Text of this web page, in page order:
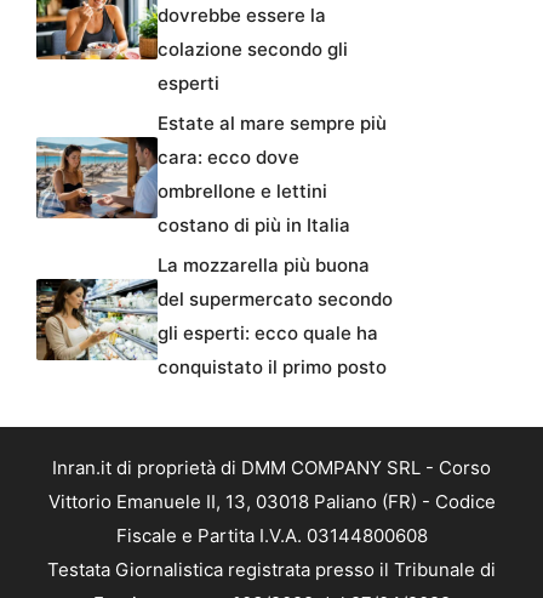
dovrebbe essere la
colazione secondo gli
esperti
Estate al mare sempre più
cara: ecco dove
ombrellone e lettini
costano di più in Italia
La mozzarella più buona
del supermercato secondo
gli esperti: ecco quale ha
conquistato il primo posto
Inran.it di proprietà di DMM COMPANY SRL - Corso
Vittorio Emanuele II, 13, 03018 Paliano (FR) - Codice
Fiscale e Partita I.V.A. 03144800608
Testata Giornalistica registrata presso il Tribunale di